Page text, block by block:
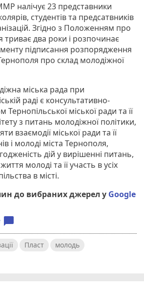
налічує 23 представники
студентів та предсатвників
Згідно з Положенням про
триває два роки і розпочинає
підписання розпорядження
про склад молодіжної
міська рада при
раді є консультативно-
міської ради та її
з питань молодіжної політики,
взаємодії міської ради та її
і молоді міста Тернополя,
дій у вирішенні питань,
молоді та її участь в усіх
в місті.
до вибраних джерел у Google
chat_bubble
Пласт молодь